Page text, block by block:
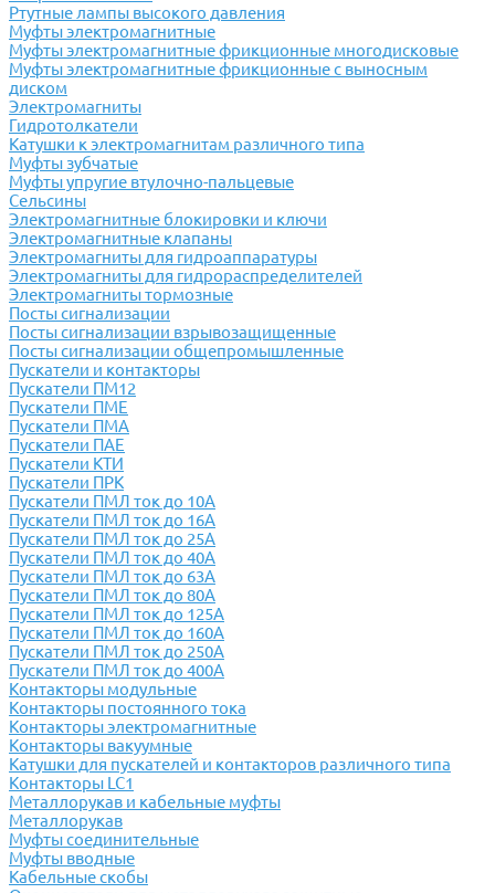
Ртутные лампы высокого давления
Муфты электромагнитные
Муфты электромагнитные фрикционные многодисковые
Муфты электромагнитные фрикционные с выносным
диском
Электромагниты
Гидротолкатели
Катушки к электромагнитам различного типа
Муфты зубчатые
Муфты упругие втулочно-пальцевые
Сельсины
Электромагнитные блокировки и ключи
Электромагнитные клапаны
Электромагниты для гидроаппаратуры
Электромагниты для гидрораспределителей
Электромагниты тормозные
Посты сигнализации
Посты сигнализации взрывозащищенные
Посты сигнализации общепромышленные
Пускатели и контакторы
Пускатели ПМ12
Пускатели ПМЕ
Пускатели ПМА
Пускатели ПАЕ
Пускатели КТИ
Пускатели ПРК
Пускатели ПМЛ ток до 10А
Пускатели ПМЛ ток до 16А
Пускатели ПМЛ ток до 25А
Пускатели ПМЛ ток до 40А
Пускатели ПМЛ ток до 63А
Пускатели ПМЛ ток до 80А
Пускатели ПМЛ ток до 125А
Пускатели ПМЛ ток до 160А
Пускатели ПМЛ ток до 250А
Пускатели ПМЛ ток до 400А
Контакторы модульные
Контакторы постоянного тока
Контакторы электромагнитные
Контакторы вакуумные
Катушки для пускателей и контакторов различного типа
Контакторы LC1
Металлорукав и кабельные муфты
Металлорукав
Муфты соединительные
Муфты вводные
Кабельные скобы